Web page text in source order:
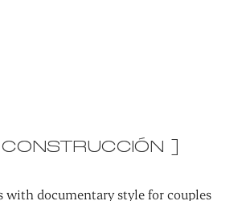
]
with documentary style for couples